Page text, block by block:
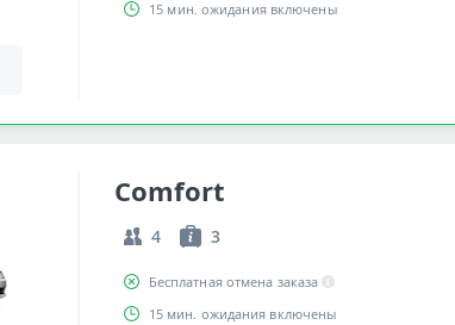
15 мин. ожидания включены
Comfort
4 3
Бесплатная отмена заказа
15 мин. ожидания включены